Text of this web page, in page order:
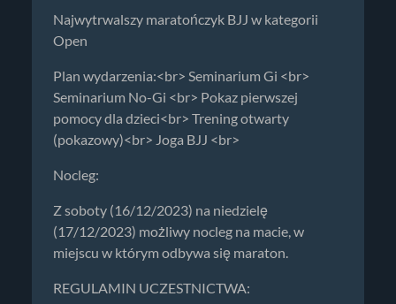
Najwytrwalszy maratończyk BJJ w kategorii
Open
Plan wydarzenia:<br> Seminarium Gi <br>
Seminarium No-Gi <br> Pokaz pierwszej
pomocy dla dzieci<br> Trening otwarty
(pokazowy)<br> Joga BJJ <br>
Nocleg:
Z soboty (16/12/2023) na niedzielę
(17/12/2023) możliwy nocleg na macie, w
miejscu w którym odbywa się maraton.
REGULAMIN UCZESTNICTWA: